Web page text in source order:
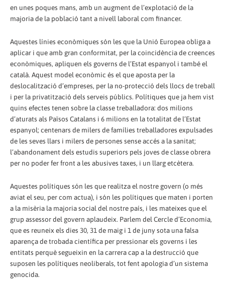
en unes poques mans, amb un augment de l’explotació de la
majoria de la població tant a nivell laboral com financer.
Aquestes línies econòmiques són les que la Unió Europea obliga a
aplicar i que amb gran conformitat, per la coincidència de creences
econòmiques, apliquen els governs de l’Estat espanyol i també el
català. Aquest model econòmic és el que aposta per la
deslocalització d’empreses, per la no-protecció dels llocs de treball
i per la privatització dels serveis públics. Polítiques que ja hem vist
quins efectes tenen sobre la classe treballadora: dos milions
d’aturats als Països Catalans i 6 milions en la totalitat de l’Estat
espanyol; centenars de milers de famílies treballadores expulsades
de les seves llars i milers de persones sense accés a la sanitat;
l’abandonament dels estudis superiors pels joves de classe obrera
per no poder fer front a les abusives taxes, i un llarg etcètera.
Aquestes polítiques són les que realitza el nostre govern (o més
aviat el seu, per com actua), i són les polítiques que maten i porten
a la misèria la majoria social del nostre país, i les mateixes que el
grup assessor del govern aplaudeix. Parlem del Cercle d’Economia,
que es reuneix els dies 30, 31 de maig i 1 de juny sota una falsa
aparença de trobada científica per pressionar els governs i les
entitats perquè segueixin en la carrera cap a la destrucció que
suposen les polítiques neoliberals, tot fent apologia d’un sistema
genocida.